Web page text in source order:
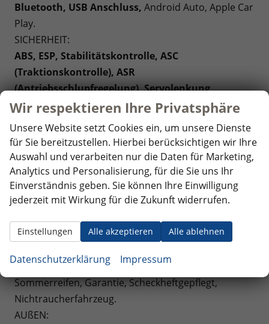
Bluetooth, USB Anschluss, Android Auto, Apple Car
Play.
SICHERHEIT:
ABS, ESP, Stabilitätskontrolle, ASC
(Traktionskontrolle), ASR
(Antriebsschlupfregelung), Servolenkung,
Regensensor, Berganfahrassistent,
Müdigkeitswarner,
Einparkhilfe vorne, Einparkhilfe
hinten, Fahrer Airbag, Fahrer Airbag, Beifahrer-
Airbag ausschaltbar.
INNENAUSSTATTUNG UND KOMFORT:
Coming-Home-Funktion, Leaving-Home-Funktion,
Elektrische Fensterheber vorne,
Schiebetür rechts,Reserverad, Doppelkabine,
Sommerreifen, Garantie, Scheckheftgepflegt,
Nichtraucherfahrzeug.
AUßEN:
Wir respektieren Ihre Privatsphäre
Unsere Website setzt Cookies ein, um unsere Dienste
für Sie bereitzustellen. Hierbei berücksichtigen wir Ihre
Auswahl und verarbeiten nur die Daten für Marketing,
Analytics und Personalisierung, für die Sie uns Ihr
Einverständnis geben. Sie können Ihre Einwilligung
jederzeit mit Wirkung für die Zukunft widerrufen.
Alle akzeptieren Alle ablehnen
Einstellungen
Datenschutzerklärung Impressum